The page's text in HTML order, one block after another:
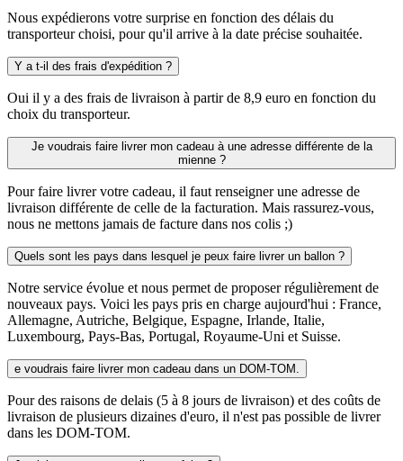
Nous expédierons votre surprise en fonction des délais du
transporteur choisi, pour qu'il arrive à la date précise souhaitée.
Y a t-il des frais d'expédition ?
Oui il y a des frais de livraison à partir de 8,9 euro en fonction du
choix du transporteur.
Je voudrais faire livrer mon cadeau à une adresse différente de la
mienne ?
Pour faire livrer votre cadeau, il faut renseigner une adresse de
livraison différente de celle de la facturation. Mais rassurez-vous,
nous ne mettons jamais de facture dans nos colis ;)
Quels sont les pays dans lesquel je peux faire livrer un ballon ?
Notre service évolue et nous permet de proposer régulièrement de
nouveaux pays. Voici les pays pris en charge aujourd'hui : France,
Allemagne, Autriche, Belgique, Espagne, Irlande, Italie,
Luxembourg, Pays-Bas, Portugal, Royaume-Uni et Suisse.
e voudrais faire livrer mon cadeau dans un DOM-TOM.
Pour des raisons de delais (5 à 8 jours de livraison) et des coûts de
livraison de plusieurs dizaines d'euro, il n'est pas possible de livrer
dans les DOM-TOM.